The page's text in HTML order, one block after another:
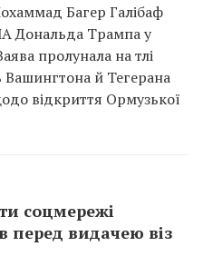
Багер Галібаф
Дональда Трампа у
пролунала на тлі
Вашингтона й Тегерана
відкриття Ормузької
соцмережі
перед видачею віз